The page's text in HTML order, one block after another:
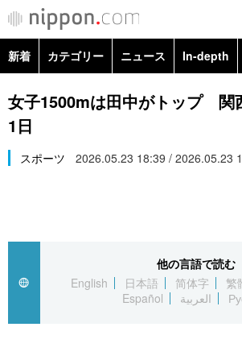
カテゴリー
経済・ビジネス
国際
トップ
アーカイブ
In-depth
Japan Data
新着 カテゴリー ニュース In-depth
政治・外交
経済・ビジネス
女子1500mは田中がトップ 関
1日
スポーツ 2026.05.23 18:39 / 2026.05.23
他の言語で読む
English
日本語 简体字 繁
Español
العربية